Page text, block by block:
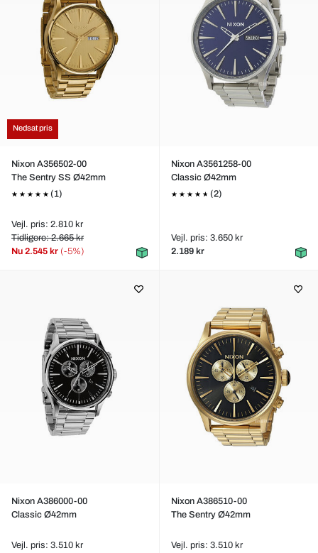
Nedsat pris
Nixon A356502-00
The Sentry SS Ø42mm
(1)
Vejl. pris: 2.810 kr
Tidligere: 2.665 kr
Nu 2.545 kr (-5%)
Nixon A3561258-00
Classic Ø42mm
(2)
Vejl. pris: 3.650 kr
2.189 kr
Nixon A386000-00
Classic Ø42mm
Vejl. pris: 3.510 kr
Nixon A386510-00
The Sentry Ø42mm
Vejl. pris: 3.510 kr